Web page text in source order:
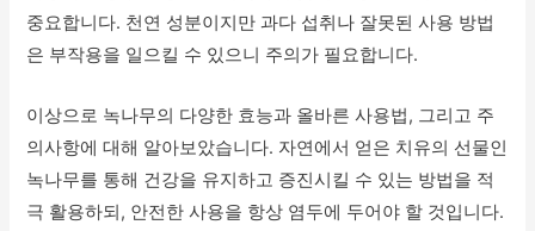
중요합니다. 천연 성분이지만 과다 섭취나 잘못된 사용 방법
은 부작용을 일으킬 수 있으니 주의가 필요합니다.
이상으로 녹나무의 다양한 효능과 올바른 사용법, 그리고 주
의사항에 대해 알아보았습니다. 자연에서 얻은 치유의 선물인
녹나무를 통해 건강을 유지하고 증진시킬 수 있는 방법을 적
극 활용하되, 안전한 사용을 항상 염두에 두어야 할 것입니다.